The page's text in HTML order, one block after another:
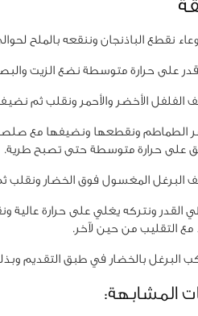
نقطع الباذنجان وننقعه بالملح
على حرارة متوسطة نضع الزيت
الفلفل الأخضر والأحمر ونقلب ثم نضيف
على حرارة متوسطة حتى تصبح طرية.
البرغل المغسول فوق الخضار ونقلب
القدر ونتركه يغلي على حرارة عالية
مع التقليب من حين لآخر.
البرغل بالخضار في طبق التقديم
المشابهة: